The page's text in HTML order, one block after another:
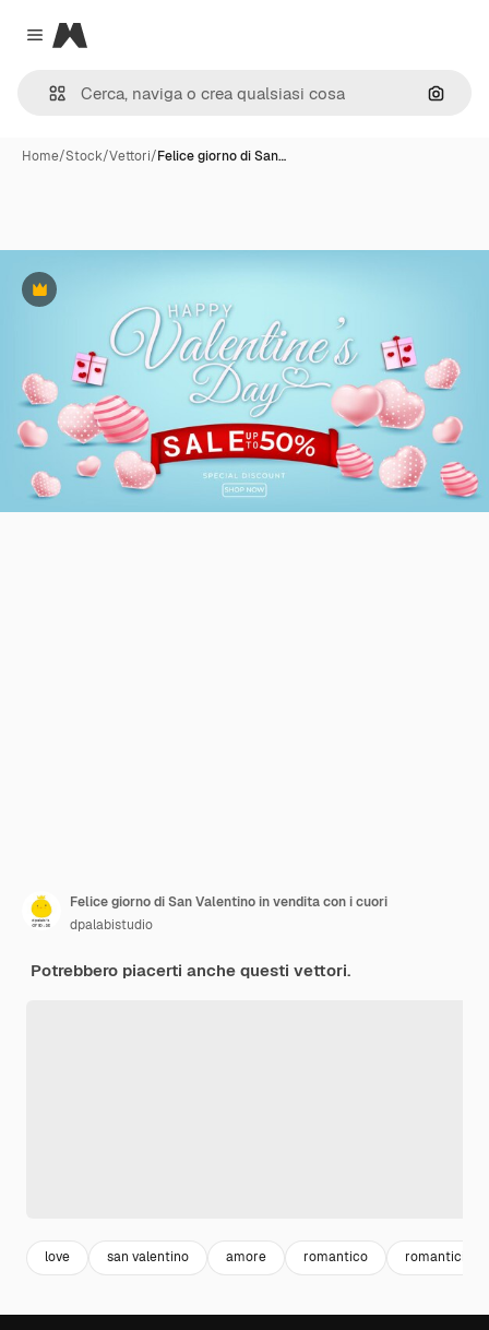
Close menu
Magnific
Cerca
Home/Stock/Vettori/Felice giorno di San…
Premium
Felice giorno di San Valentino in vendita con i cuori
dpalabistudio
Potrebbero piacerti anche questi vettori.
love san valentino amore romantico